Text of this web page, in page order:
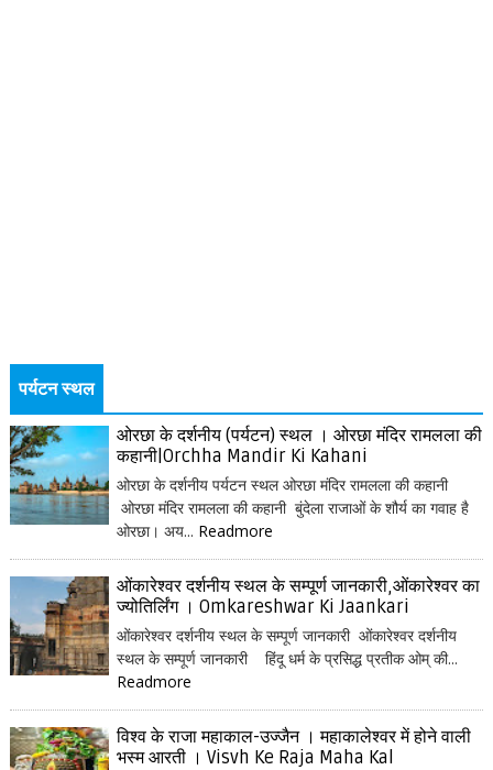
पर्यटन स्थल
ओरछा के दर्शनीय (पर्यटन) स्थल । ओरछा मंदिर रामलला की
कहानी|Orchha Mandir Ki Kahani
ओरछा के दर्शनीय पर्यटन स्थल ओरछा मंदिर रामलला की कहानी
ओरछा मंदिर रामलला की कहानी बुंदेला राजाओं के शौर्य का गवाह है
ओरछा। अय... Readmore
ओंकारेश्वर दर्शनीय स्थल के सम्पूर्ण जानकारी,ओंकारेश्वर का
ज्योतिर्लिंग । Omkareshwar Ki Jaankari
ओंकारेश्वर दर्शनीय स्थल के सम्पूर्ण जानकारी ओंकारेश्वर दर्शनीय
स्थल के सम्पूर्ण जानकारी हिंदू धर्म के प्रसिद्ध प्रतीक ओम् की...
Readmore
विश्व के राजा महाकाल-उज्जैन । महाकालेश्वर में होने वाली
भस्म आरती । Visvh Ke Raja Maha Kal